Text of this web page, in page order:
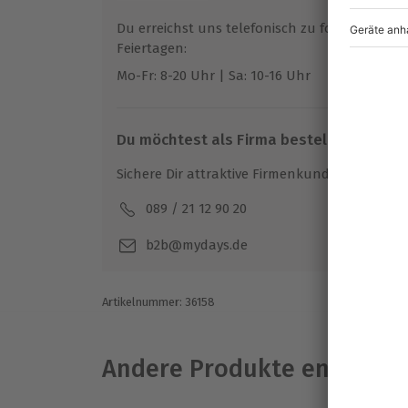
Auf der nächsten Party möchtest Du
Drinks verwöhnen, die es in sich haben?
Du erreichst uns telefonisch zu folgenden
Feiertagen:
Mo-Fr: 8-20 Uhr | Sa: 10-16 Uhr
Du möchtest als Firma bestellen?
Sichere Dir attraktive Firmenkunden Vorteile.
089 / 21 12 90 20
b2b@mydays.de
Artikelnummer: 36158
Andere Produkte entdecken